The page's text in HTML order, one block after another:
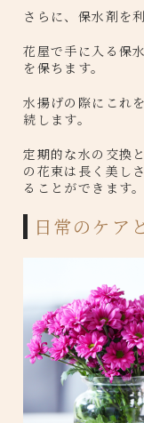
さらに、保水剤を
花屋で手に入る保
を保ちます。
水揚げの際にこれ
続します。
定期的な水の交換
の花束は長く美し
ることができます。
日常のケア